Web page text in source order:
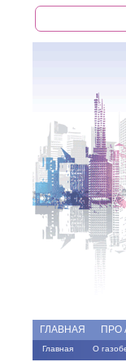
Форма поиска
Поиск
ГЛАВНАЯ ПРО
Вы здесь
Главная О